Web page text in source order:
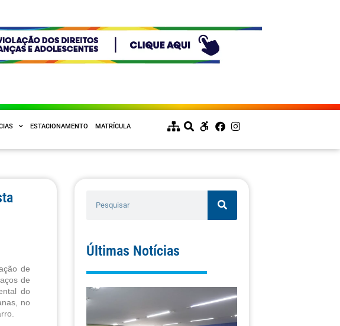
ESTACIONAMENTO MATRÍCULA
de
de
do
no
Últimas Notícias